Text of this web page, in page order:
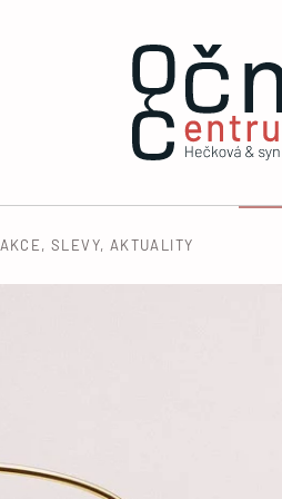
AKCE, SLEVY, AKTUALITY